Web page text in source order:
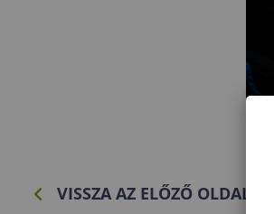
VISSZA AZ ELŐZŐ OLDALRA